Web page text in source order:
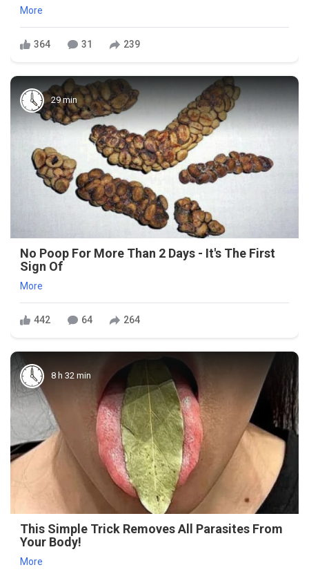
More
364 31 239
29 min
No Poop For More Than 2 Days - It's The First
Sign Of
More
442 64 264
8 h 32 min
This Simple Trick Removes All Parasites From
Your Body!
More